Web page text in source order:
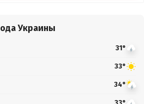
Украины
31°
33°
34°